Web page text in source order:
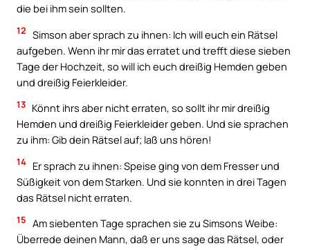
die bei ihm sein sollten.
12 Simson aber sprach zu ihnen: Ich will euch ein Rätsel
aufgeben. Wenn ihr mir das erratet und trefft diese sieben
Tage der Hochzeit, so will ich euch dreißig Hemden geben
und dreißig Feierkleider.
13 Könnt ihrs aber nicht erraten, so sollt ihr mir dreißig
Hemden und dreißig Feierkleider geben. Und sie sprachen
zu ihm: Gib dein Rätsel auf; laß uns hören!
14 Er sprach zu ihnen: Speise ging von dem Fresser und
Süßigkeit von dem Starken. Und sie konnten in drei Tagen
das Rätsel nicht erraten.
15 Am siebenten Tage sprachen sie zu Simsons Weibe:
Überrede deinen Mann, daß er uns sage das Rätsel, oder